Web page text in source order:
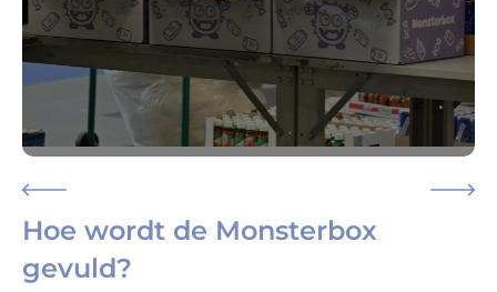
Hoe wordt de Monsterbox
gevuld?